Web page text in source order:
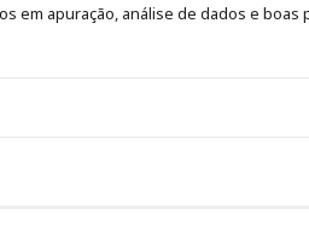
em apuração, análise de dados e boas